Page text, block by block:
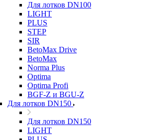
Для лотков DN100
LIGHT
PLUS
STEP
SIR
BetoMax Drive
BetoMax
Norma Plus
Optima
Optima Profi
BGF-Z и BGU-Z
Для лотков DN150
Для лотков DN150
LIGHT